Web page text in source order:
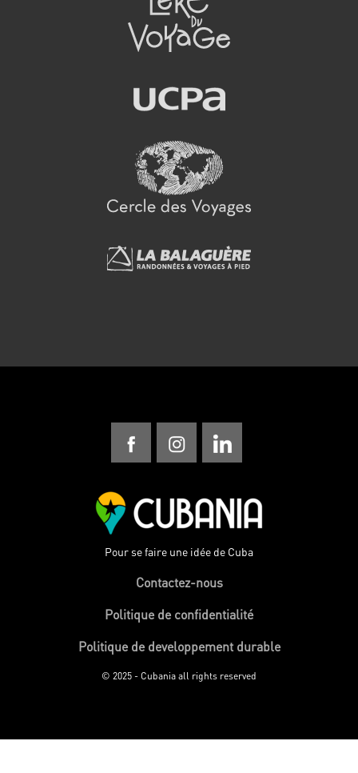
Pour se faire une idée de Cuba
Contactez-nous
Politique de confidentialité
Politique de developpement durable
© 2025 - Cubania all rights reserved